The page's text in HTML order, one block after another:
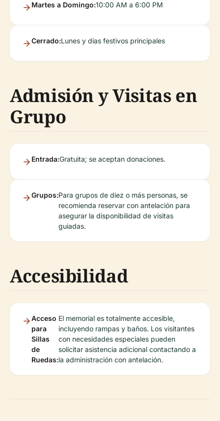
Martes a Domingo:10:00 AM a 6:00 PM
Cerrado:Lunes y días festivos principales
Admisión y Visitas en
Grupo
Entrada:Gratuita; se aceptan donaciones.
Grupos:Para grupos de diez o más personas, se
recomienda reservar con antelación para
asegurar la disponibilidad de visitas
guiadas.
Accesibilidad
Acceso
para
Sillas
de
Ruedas:
El memorial es totalmente accesible,
incluyendo rampas y baños. Los visitantes
con necesidades especiales pueden
solicitar asistencia adicional contactando a
la administración con antelación.